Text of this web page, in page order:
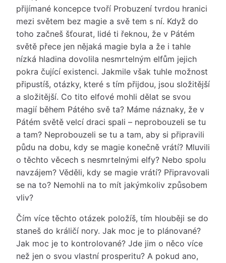
přijímané koncepce tvoří Probuzení tvrdou hranici
mezi světem bez magie a svě tem s ní. Když do
toho začneš šťourat, lidé ti řeknou, že v Pátém
světě přece jen nějaká magie byla a že i tahle
nízká hladina dovolila nesmrtelným elfům jejich
pokra čující existenci. Jakmile však tuhle možnost
připustíš, otázky, které s tím přijdou, jsou složitější
a složitější. Co tito elfové mohli dělat se svou
magií během Pátého svě ta? Máme náznaky, že v
Pátém světě velcí draci spali – neprobouzeli se tu
a tam? Neprobouzeli se tu a tam, aby si připravili
půdu na dobu, kdy se magie konečně vrátí? Mluvili
o těchto věcech s nesmrtelnými elfy? Nebo spolu
navzájem? Věděli, kdy se magie vrátí? Připravovali
se na to? Nemohli na to mít jakýmkoliv způsobem
vliv?
Čím více těchto otázek položíš, tím hlouběji se do
staneš do králičí nory. Jak moc je to plánované?
Jak moc je to kontrolované? Jde jim o něco více
než jen o svou vlastní prosperitu? A pokud ano,